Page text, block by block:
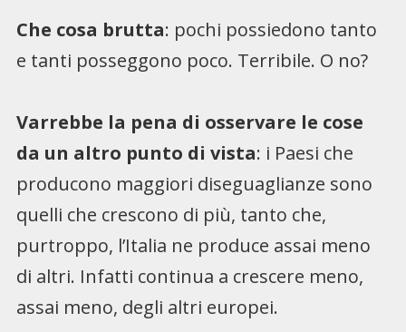
Che cosa brutta: pochi possiedono tanto
e tanti posseggono poco. Terribile. O no?
Varrebbe la pena di osservare le cose
da un altro punto di vista: i Paesi che
producono maggiori diseguaglianze sono
quelli che crescono di più, tanto che,
purtroppo, l’Italia ne produce assai meno
di altri. Infatti continua a crescere meno,
assai meno, degli altri europei.